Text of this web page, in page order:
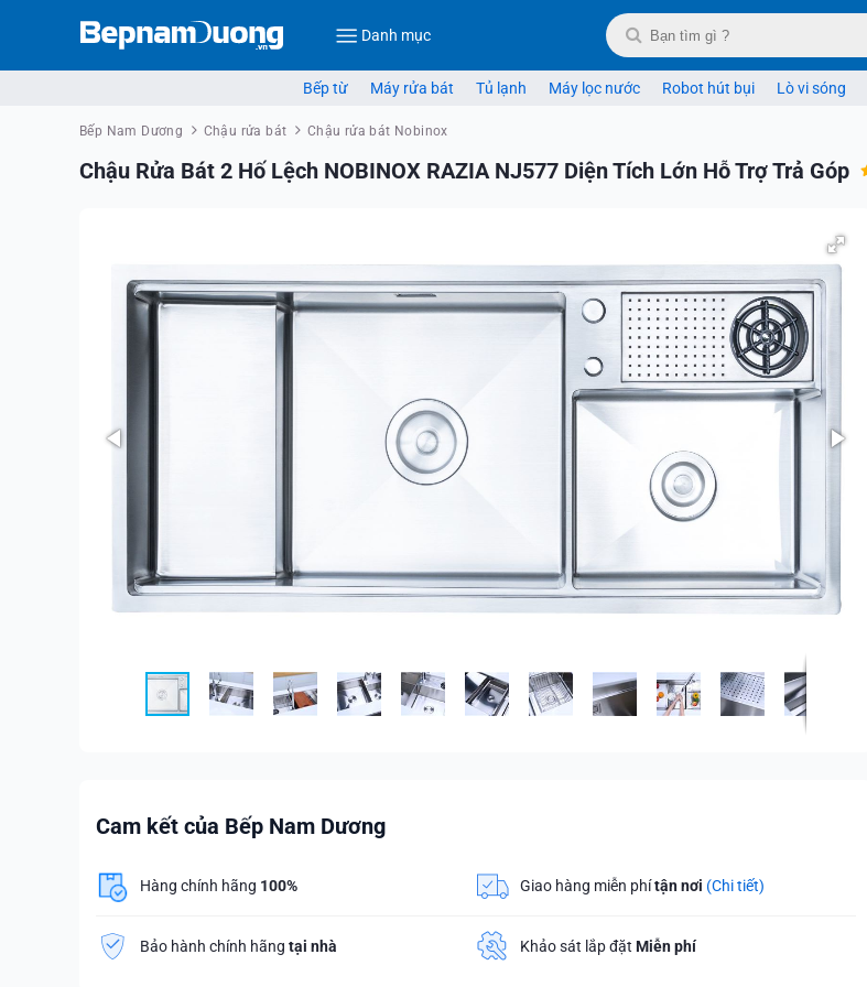
Danh mục
Bếp từ Máy rửa bát Tủ lạnh Máy lọc nước Robot hút bụi Lò vi sóng
Bếp Nam Dương Chậu rửa bát Chậu rửa bát Nobinox
Chậu Rửa Bát 2 Hố Lệch NOBINOX RAZIA NJ577 Diện Tích Lớn Hỗ Trợ Trả Góp
Cam kết của Bếp Nam Dương
Hàng chính hãng 100% Giao hàng miễn phítận nơi (Chi tiết)
Bảo hành chính hãng tại nhà Khảo sát lắp đặt Miễn phí